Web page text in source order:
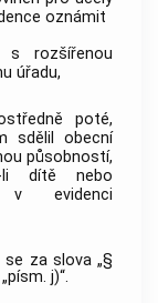
oznámit
s rozšířenou
úřadu,
poté,
sdělil obecní
působností,
li dítě nebo
v evidenci
za slova „§
j)“.